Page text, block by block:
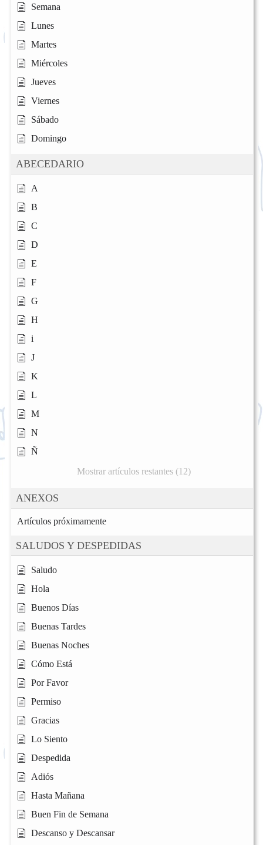
Semana
Lunes
Martes
Miércoles
Jueves
Viernes
Sábado
Domingo
ABECEDARIO
A
B
C
D
E
F
G
H
i
J
K
L
M
N
Ñ
Mostrar artículos restantes (12)
ANEXOS
Artículos próximamente
SALUDOS Y DESPEDIDAS
Saludo
Hola
Buenos Días
Buenas Tardes
Buenas Noches
Cómo Está
Por Favor
Permiso
Gracias
Lo Siento
Despedida
Adiós
Hasta Mañana
Buen Fin de Semana
Descanso y Descansar